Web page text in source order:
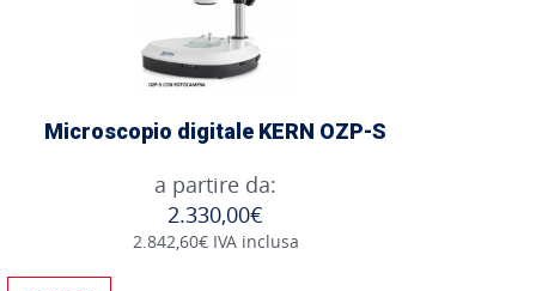
Microscopio digitale KERN OZP-S
a partire da:
2.330,00€
2.842,60€ IVA inclusa